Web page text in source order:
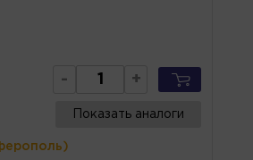
- +
Показать аналоги